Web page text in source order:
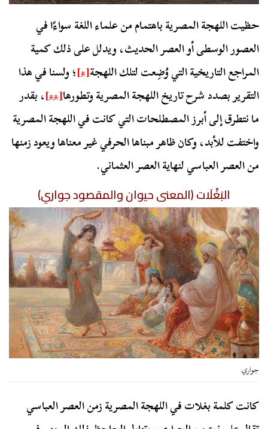
حظيت اللهجة المصرية باهتمام من علماء اللغة سواءًا في
العصور الوسطى أو العصر الحديث، ويدلل على ذلك كمية
المراجع التاريخية التي وُضِعت لتلك اللهجة[*]؛ ولسنا في هذا
التقرير بصدد شرح تاريخ اللهجة المصرية وتطورها[**]، بقدر
ما نتطرق إلى أبرز المصطلحات التي كانت في اللهجة المصرية
واختفت للأبد، وكان ظاهر مبناها الحرفي غير معناها ويعود زمنها
من العصر العباسي لنهاية العصر العثماني.
البَغْلَات (المعنى حيوان والمقصود جواري)
جواري
كانت كلمة بغلات في اللهجة المصرية زمن العصر العباسي